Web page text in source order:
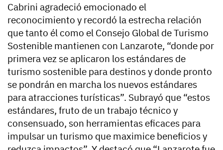
Cabrini agradeció emocionado el
reconocimiento y recordó la estrecha relación
que tanto él como el Consejo Global de Turismo
Sostenible mantienen con Lanzarote, “donde por
primera vez se aplicaron los estándares de
turismo sostenible para destinos y donde pronto
se pondrán en marcha los nuevos estándares
para atracciones turísticas”. Subrayó que “estos
estándares, fruto de un trabajo técnico y
consensuado, son herramientas eficaces para
impulsar un turismo que maximice beneficios y